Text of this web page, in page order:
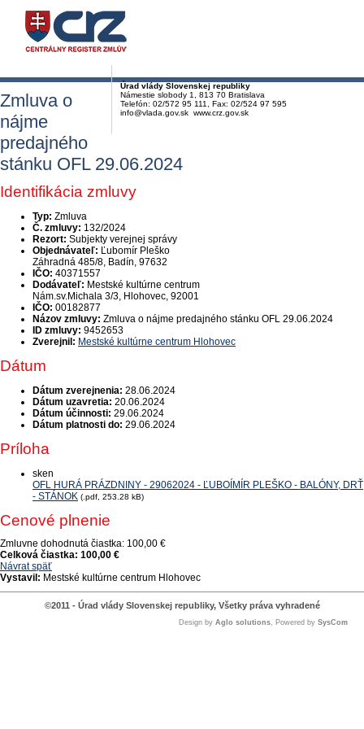
Úrad vlády Slovenskej republiky
Námestie slobody 1, 813 70 Bratislava
Telefón: 02/572 95 111, Fax: 02/524 97 595
info@vlada.gov.sk www.crz.gov.sk
Zmluva o
nájme
predajného
stánku OFL 29.06.2024
Identifikácia zmluvy
Typ: Zmluva
Č. zmluvy: 132/2024
Rezort: Subjekty verejnej správy
Objednávateľ: Ľubomír Pleško
Záhradná 485/8, Badín, 97632
IČO: 40371557
Dodávateľ: Mestské kultúrne centrum
Nám.sv.Michala 3/3, Hlohovec, 92001
IČO: 00182877
Názov zmluvy: Zmluva o nájme predajného stánku OFL 29.06.2024
ID zmluvy: 9452653
Zverejnil: Mestské kultúrne centrum Hlohovec
Dátum
Dátum zverejnenia: 28.06.2024
Dátum uzavretia: 20.06.2024
Dátum účinnosti: 29.06.2024
Dátum platnosti do: 29.06.2024
Príloha
sken
OFL HURÁ PRÁZDNINY - 29062024 - ĽUBOÍMÍR PLEŠKO - BALÓNY, DRŤ
- STÁNOK (.pdf, 253.28 kB)
Cenové plnenie
Zmluvne dohodnutá čiastka: 100,00 €
Celková čiastka: 100,00 €
Návrat späť
Vystavil: Mestské kultúrne centrum Hlohovec
©2011 - Úrad vlády Slovenskej republiky, Všetky práva vyhradené
Design by Aglo solutions, Powered by SysCom